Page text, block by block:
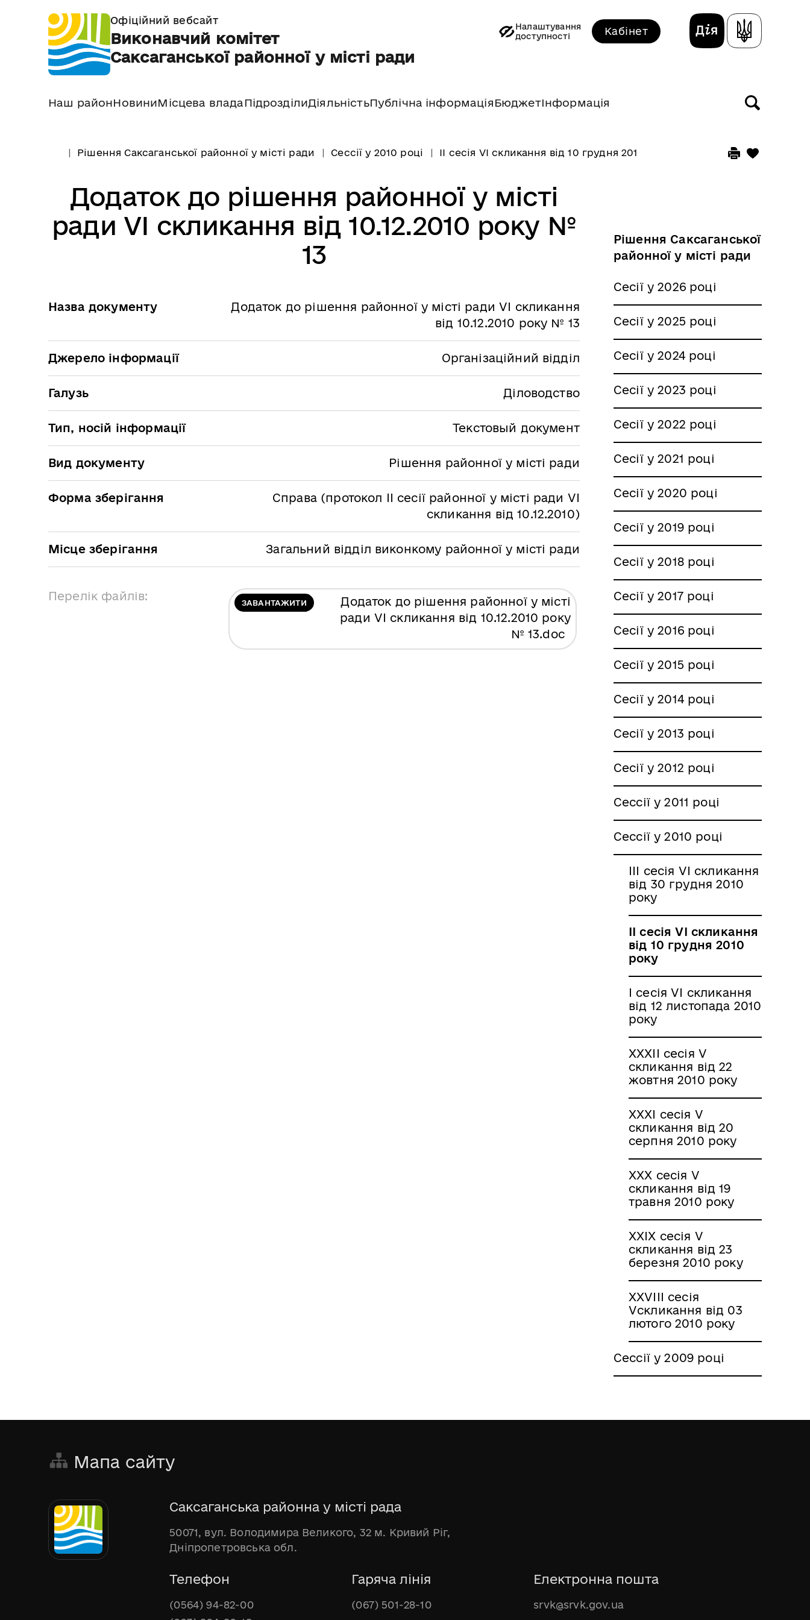
Офіційний вебсайт
Виконавчий комітет
Саксаганської районної у місті ради
Налаштування
доступності
Кабінет
Наш районНовиниМісцева влада ПідрозділиДіяльністьПублічна інформація БюджетІнформація
Рішення Саксаганської районної у місті ради Сессії у 2010 році ІІ сесія VІ скликання від 10 грудня 2010 року
Додаток до рішення районної у місті
ради VІ скликання від 10.12.2010 року №
13
Назва документу
Додаток до рішення районної у місті ради VІ скликання
від 10.12.2010 року № 13
Джерело інформації Організаційний відділ
Галузь Діловодство
Тип, носій інформації Текстовый документ
Вид документу Рішення районної у місті ради
Форма зберігання
Справа (протокол ІI сесії районної у місті ради VІ
скликання від 10.12.2010)
Місце зберігання Загальний відділ виконкому районної у місті ради
Перелік файлів: ЗАВАНТАЖИТИ
Додаток до рішення районної у місті
ради VІ скликання від 10.12.2010 року
№ 13.doc
Рішення Саксаганської
районної у місті ради
Сесії у 2026 році
Сесії у 2025 році
Сесії у 2024 році
Сесії у 2023 році
Сесії у 2022 році
Сесії у 2021 році
Сесії у 2020 році
Сесії у 2019 році
Сесії у 2018 році
Сесії у 2017 році
Сесії у 2016 році
Сесії у 2015 році
Сесії у 2014 році
Сесії у 2013 році
Сесії у 2012 році
Сессії у 2011 році
Сессії у 2010 році
ІІІ сесія VІ скликання
від 30 грудня 2010
року
ІІ сесія VІ скликання
від 10 грудня 2010
року
І сесія VІ скликання
від 12 листопада 2010
року
ХХХІІ сесія V
скликання від 22
жовтня 2010 року
ХХХІ сесія V
скликання від 20
серпня 2010 року
ХХХ сесія V
скликання від 19
травня 2010 року
ХХІХ сесія V
скликання від 23
березня 2010 року
ХХVІІІ сесія
Vскликання від 03
лютого 2010 року
Сессії у 2009 році
Мапа сайту
Саксаганська районна у місті рада
50071, вул. Володимира Великого, 32 м. Кривий Ріг,
Дніпропетровська обл.
Телефон
(0564) 94-82-00
Гаряча лінія
(067) 501-28-10
Електронна пошта
srvk@srvk.gov.ua